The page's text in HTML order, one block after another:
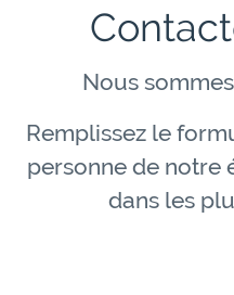
Nous
Remplissez le
personne de notre
dans les